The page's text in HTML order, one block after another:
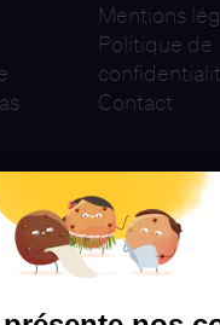
Mentions
Politique de
Contact